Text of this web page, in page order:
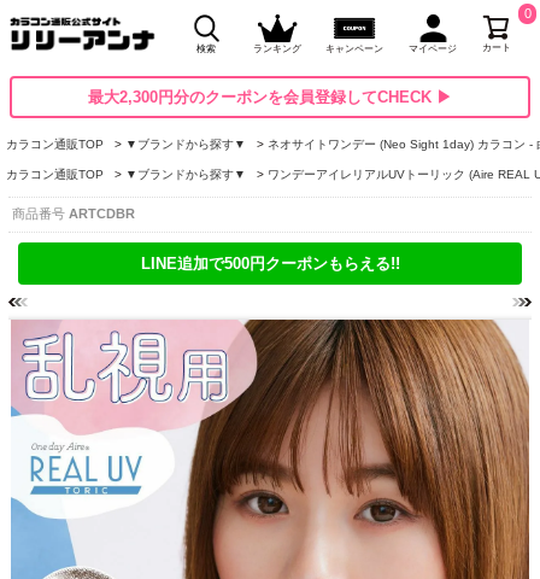
検索 ランキング キャンペーン マイページ カート
0
最大2,300円分のクーポンを会員登録してCHECK ▶
カラコン通販TOP ▼ブランドから探す▼ ネオサイトワンデー (Neo Sight 1day) カラコン -
カラコン通販TOP ▼ブランドから探す▼ ワンデーアイレリアルUVトーリック (Aire REAL
商品番号 ARTCDBR
LINE追加で500円クーポンもらえる!!